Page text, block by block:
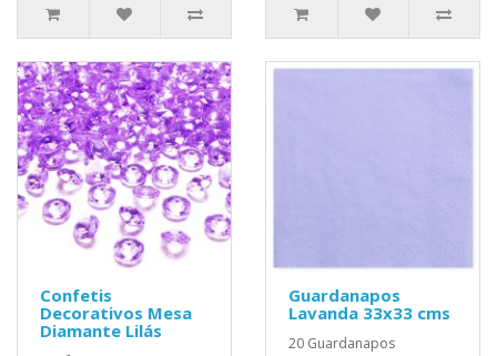
Confetis
Decorativos Mesa
Diamante Lilás
Guardanapos
Lavanda 33x33 cms
20 Guardanapos